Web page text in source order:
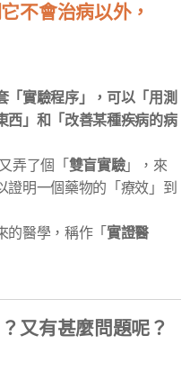
不會治病以外，
「實驗程序」，可以「用測
西」和「改善某種疾病的病
弄了個「 雙盲實驗」，來
證明一個藥物的「療效」到
的醫學，稱作「 實證醫
又有甚麼問題呢？